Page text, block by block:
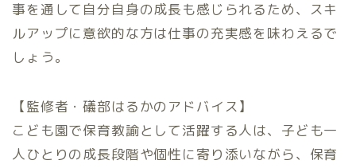
事を通して自分自身の成長も感じられるため、スキ
ルアップに意欲的な方は仕事の充実感を味わえるで
しょう。
【監修者・礒部はるかのアドバイス】
こども園で保育教諭として活躍する人は、子ども一
人ひとりの成長段階や個性に寄り添いながら、保育